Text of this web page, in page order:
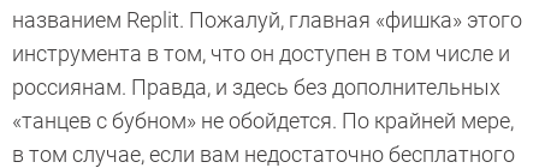
названием Replit. Пожалуй, главная «фишка» этого
инструмента в том, что он доступен в том числе и
россиянам. Правда, и здесь без дополнительных
«танцев с бубном» не обойдется. По крайней мере,
в том случае, если вам недостаточно бесплатного